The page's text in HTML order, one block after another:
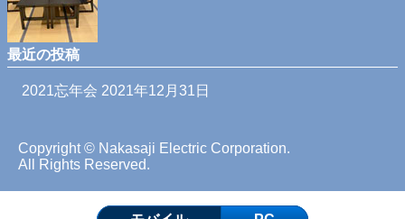
最近の投稿
2021忘年会 2021年12月31日
Copyright © Nakasaji Electric Corporation.
All Rights Reserved.